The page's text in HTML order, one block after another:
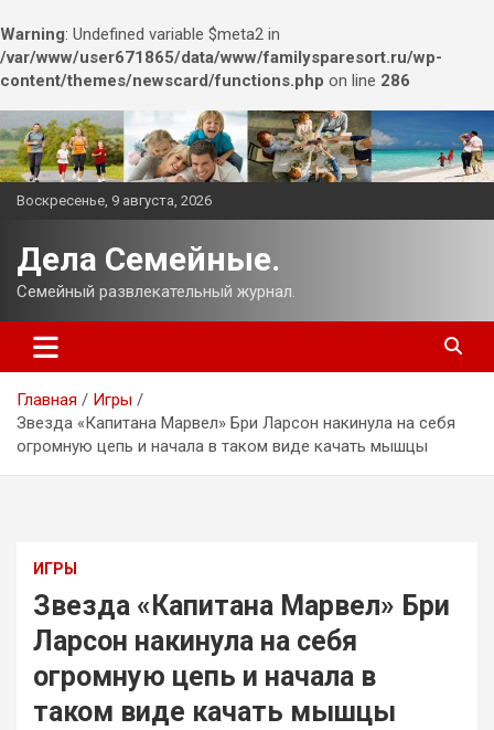
Warning: Undefined variable $meta2 in
/var/www/user671865/data/www/familysparesort.ru/wp-
content/themes/newscard/functions.php on line 286
Перейти
к
содержимому
Воскресенье, 9 августа, 2026
Дела Семейные.
Семейный развлекательный журнал.
Главная
Игры
Звезда «Капитана Марвел» Бри Ларсон накинула на себя
огромную цепь и начала в таком виде качать мышцы
ИГРЫ
Звезда «Капитана Марвел» Бри
Ларсон накинула на себя
огромную цепь и начала в
таком виде качать мышцы